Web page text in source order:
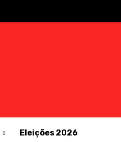
Eleições 2026